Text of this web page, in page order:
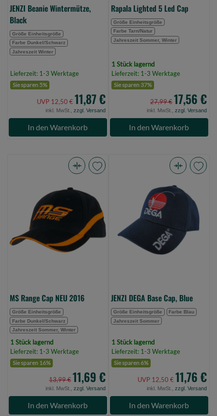
JENZI Beanie Wintermütze,
Black
Größe Einheitsgröße
Farbe Dunkel/Schwarz
Jahreszeit Winter
Lieferzeit: 1-3 Werktage
Sie sparen 5%
UVP 12,50 € 11,87 €
inkl. MwSt., zzgl. Versand
In den Warenkorb
Rapala Lighted 5 Led Cap
Größe Einheitsgröße
Farbe Tarn/Natur
Jahreszeit Sommer, Winter
1 Stück lagernd
Lieferzeit: 1-3 Werktage
Sie sparen 37%
27,99 €17,56 €
inkl. MwSt., zzgl. Versand
In den Warenkorb
(Bild
0)
MS Range Cap NEU 2016
Größe Einheitsgröße
Farbe Dunkel/Schwarz
Jahreszeit Sommer, Winter
1 Stück lagernd
Lieferzeit: 1-3 Werktage
Sie sparen 16%
13,99 €11,69 €
inkl. MwSt., zzgl. Versand
In den Warenkorb
(Bild
JENZI DEGA Base Cap, Blue
Größe Einheitsgröße
Farbe Blau
Jahreszeit Sommer
1 Stück lagernd
Lieferzeit: 1-3 Werktage
Sie sparen 6%
UVP 12,50 € 11,76 €
inkl. MwSt., zzgl. Versand
In den Warenkorb